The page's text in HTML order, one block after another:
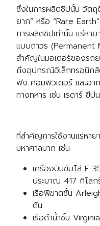
ซึ่งในการผลิตชิปนั้น วัต
ยาก” หรือ “Rare
การผลิตชิปเท่านั้น แร่หา
แบบถาวร (Permanent
สำคัญในมอเตอร์ของรถ
ถึงอุปกรณ์อิเล็กทรอนิก
ฟัง คอมพิวเตอร์ และอา
ทางทหาร เช่น เรดาร์ ขี
ที่สำคัญการใช้งานแร่หา
มหาศาลมาก เช่น
เครื่องบินขับไล่ F-
ประมาณ 417 กิโลก
เรือพิฆาตชั้น
ตัน
เรือดำน้ำชั้น